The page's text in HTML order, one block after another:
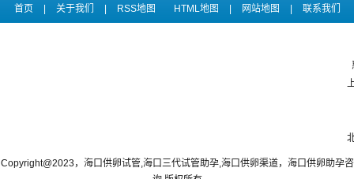
首页 关于我们 RSS地图 HTML地图 网站地图 联系我们
Copyright@2023，海口供卵试管,海口三代试管助孕,海口供卵渠道，海口供卵助孕咨